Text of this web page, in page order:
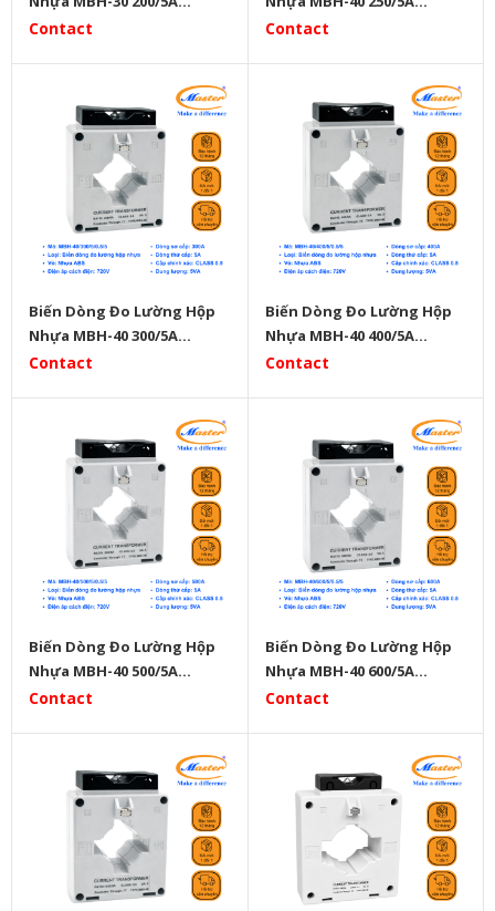
Master
Contact
Master
Contact
Biến Dòng Đo Lường Hộp
Nhựa MBH-40 300/5A
Master
Contact
Biến Dòng Đo Lường Hộp
Nhựa MBH-40 400/5A
Master
Contact
Biến Dòng Đo Lường Hộp
Nhựa MBH-40 500/5A
Master
Contact
Biến Dòng Đo Lường Hộp
Nhựa MBH-40 600/5A
Master
Contact